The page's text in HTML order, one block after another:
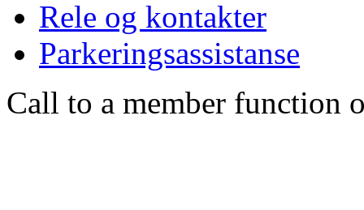
Rele og kontakter
Parkeringsassistanse
Call to a member function